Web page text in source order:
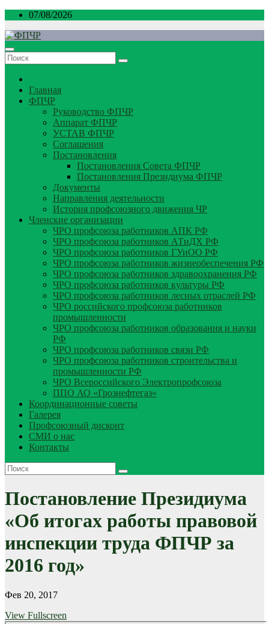
Перейти
содержимому
07/08/2026
Главная
ФПЧР
Руководство ФПЧР
Аппарат ФПЧР
УСТАВ ФПЧР
Соглашения
Постановления
Постановления Совета ФПЧР
Постановления Президиума ФПЧР
Документы
Направления деятельности
История профсоюзного движения ЧР
Членские организации
ЧРО профсоюза работников АПК РФ
ЧРО профсоюза работников АТиДХ РФ
ЧРО профсоюза работников ГУиОО РФ
ЧРО профсоюза работников жизнеобеспечения РФ
ЧРО профсоюза работников здравоохранения РФ
ЧРО профсоюза работников культуры РФ
ЧРО профсоюза работников лесных отраслей РФ
ЧРО российского профсоюза работников
промышленности
ЧРО профсоюза работников образования и науки
РФ
ЧРО профсоюза работников связи РФ
ЧРО профсоюза работников строительства и
промышленности РФ
ЧРО Всероссийского Электропрофсоюза
ППО АО «Грознефтегаз»
Координационные советы
Галерея
Профсоюзный дисконт
СМИ о нас
Контакты
Постановление Президиума
«Об итогах работы правовой
инспекции труда ФПЧР за
2016 год»
Фев 20, 2017
View Fullscreen